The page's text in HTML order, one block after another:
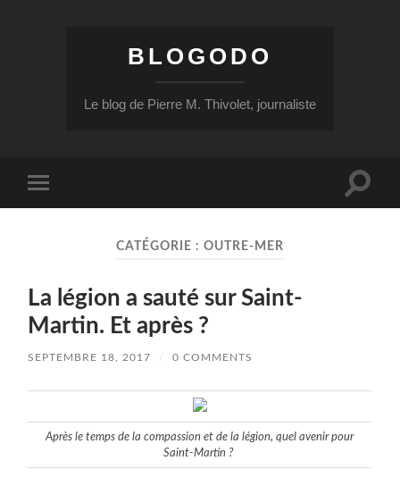
BLOGODO
Le blog de Pierre M. Thivolet, journaliste
mobile
Toggle
CATÉGORIE : OUTRE-MER
La légion a sauté sur Saint-
Martin. Et après ?
SEPTEMBRE 18, 2017 / 0 COMMENTS
Après le temps de la compassion et de la légion, quel avenir pour
Saint-Martin ?